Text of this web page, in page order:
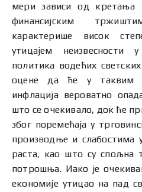
мери зависи од кретања
финансијским
карактерише висок
утицајем неизвесности
политика водећих
оцене да ће у таквим
инфлација вероватно
што се очекивало, док ће
због поремећаја у
производње и слабостима
раста, као што су спољна
потрошња. Иако је
економије утицао на пад